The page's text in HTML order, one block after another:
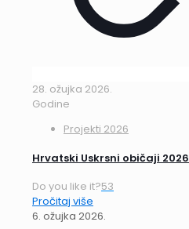
28. ožujka 2026.
Godine
Projekti 2026
Hrvatski Uskrsni običaji 2026
Do you like it?53
Pročitaj više
6. ožujka 2026.